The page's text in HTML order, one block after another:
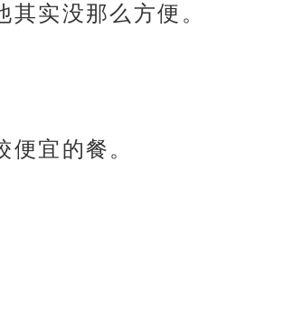
实没那么方便。
宜的餐。